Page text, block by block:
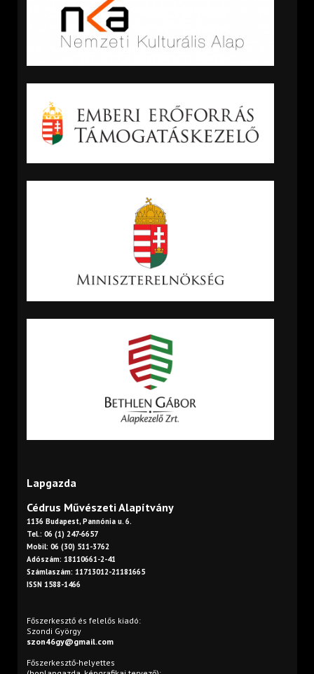
Lapgazda
Cédrus Művészeti Alapítvány
1136 Budapest, Pannónia u. 6.
Tel.: 06 (1) 247-6657
Mobil: 06 (30) 511-3762
Adószám: 18110661-2-41
Számlaszám: 11713012-21181665
ISSN 1588-1466
Főszerkesztő és felelős kiadó:
Szondi György
szon46gy@gmail.com
Főszerkesztő-helyettes